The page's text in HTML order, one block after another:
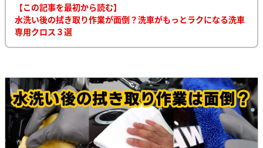
【この記事を最初から読む】
水洗い後の拭き取り作業が面倒？洗車がもっとラクになる洗車
専用クロス３選